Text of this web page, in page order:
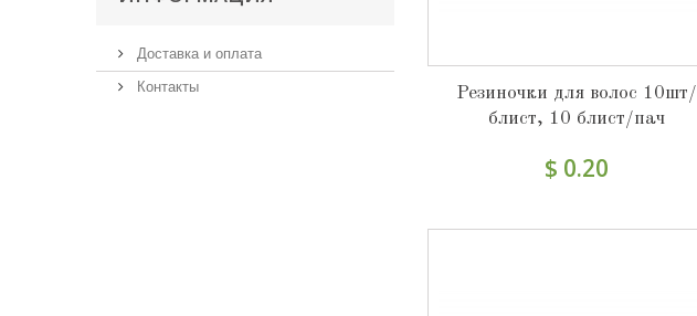
Доставка и оплата
Контакты
Резиночки для волос 10шт/
блист, 10 блист/пач
$ 0.20